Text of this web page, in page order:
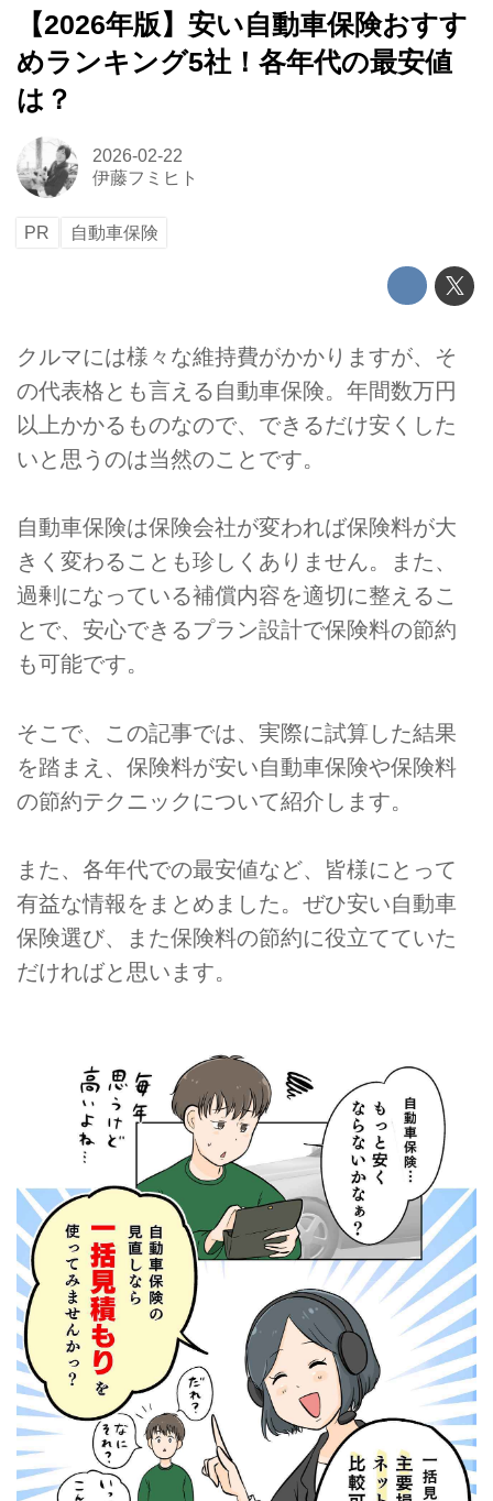
【2026年版】安い自動車保険おすす
めランキング5社！各年代の最安値
は？
2026-02-22
伊藤フミヒト
PR 自動車保険
クルマには様々な維持費がかかりますが、そ
の代表格とも言える自動車保険。年間数万円
以上かかるものなので、できるだけ安くした
いと思うのは当然のことです。
自動車保険は保険会社が変われば保険料が大
きく変わることも珍しくありません。また、
過剰になっている補償内容を適切に整えるこ
とで、安心できるプラン設計で保険料の節約
も可能です。
そこで、この記事では、実際に試算した結果
を踏まえ、保険料が安い自動車保険や保険料
の節約テクニックについて紹介します。
また、各年代での最安値など、皆様にとって
有益な情報をまとめました。ぜひ安い自動車
保険選び、また保険料の節約に役立てていた
だければと思います。